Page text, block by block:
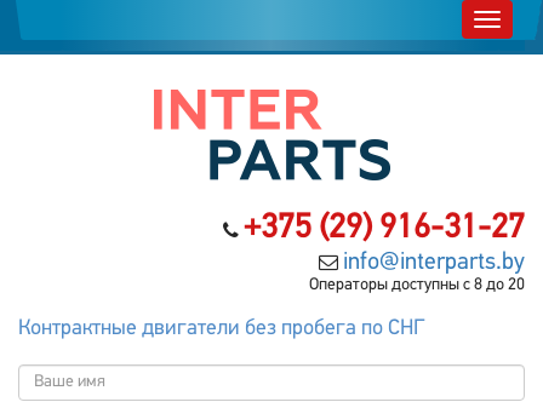
+375 (29) 916-31-27
info@interparts.by
Операторы доступны с 8 до 20
Контрактные двигатели без пробега по СНГ